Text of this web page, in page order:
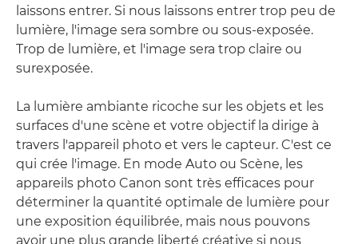
laissons entrer. Si nous laissons entrer trop peu de
lumière, l'image sera sombre ou sous-exposée.
Trop de lumière, et l'image sera trop claire ou
surexposée.
La lumière ambiante ricoche sur les objets et les
surfaces d'une scène et votre objectif la dirige à
travers l'appareil photo et vers le capteur. C'est ce
qui crée l'image. En mode Auto ou Scène, les
appareils photo Canon sont très efficaces pour
déterminer la quantité optimale de lumière pour
une exposition équilibrée, mais nous pouvons
avoir une plus grande liberté créative si nous